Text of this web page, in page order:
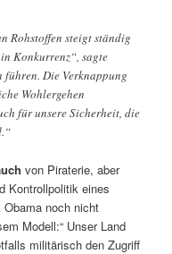
Rohstoffen steigt ständig
Konkurrenz“, sagte
führen. Die Verknappung
Wohlergehen
für unsere Sicherheit, die
von Piraterie, aber
Kontrollpolitik eines
noch nicht
Modell:“ Unser Land
militärisch den Zugriff